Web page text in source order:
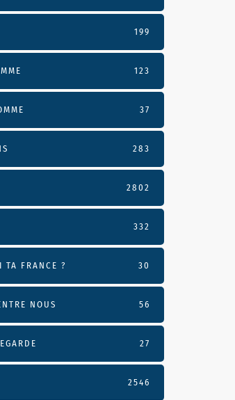
199
123
37
283
2802
332
TA FRANCE ? 30
NOUS 56
27
2546